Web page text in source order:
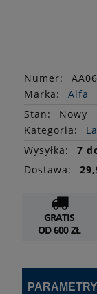
Numer:
Marka:
Alfa
Stan:
Nowy
Kategoria:
Wysyłka:
7
Dostawa:
GRATIS
OD 600 ZŁ
PARAMETRY